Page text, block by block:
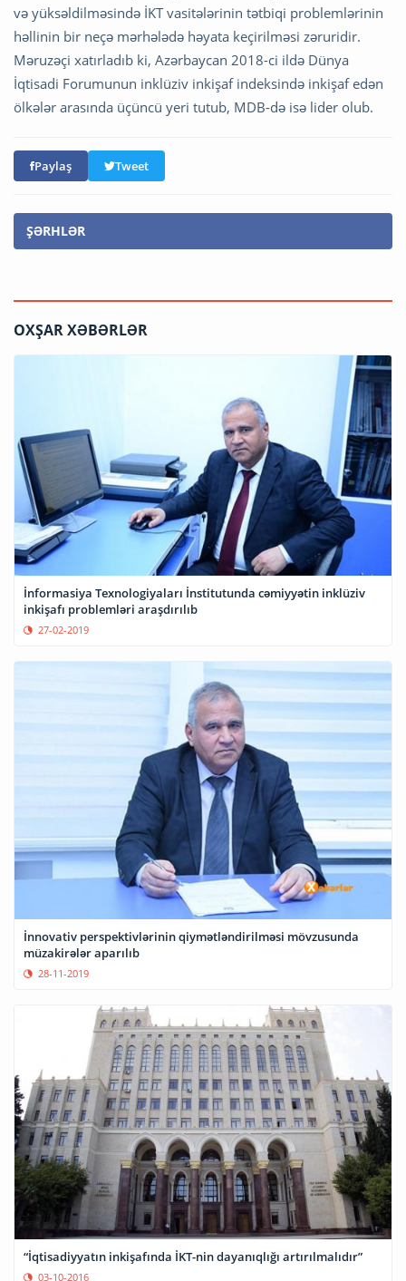
və yüksəldilməsində İKT vasitələrinin tətbiqi problemlərinin
həllinin bir neçə mərhələdə həyata keçirilməsi zəruridir.
Məruzəçi xatırladıb ki, Azərbaycan 2018-ci ildə Dünya
İqtisadi Forumunun inklüziv inkişaf indeksində inkişaf edən
ölkələr arasında üçüncü yeri tutub, MDB-də isə lider olub.
Paylaş Tweet
ŞƏRHLƏR
OXŞAR XƏBƏRLƏR
İnformasiya Texnologiyaları İnstitutunda cəmiyyətin inklüziv
inkişafı problemləri araşdırılıb
27-02-2019
İnnovativ perspektivlərinin qiymətləndirilməsi mövzusunda
müzakirələr aparılıb
28-11-2019
“İqtisadiyyatın inkişafında İKT-nin dayanıqlığı artırılmalıdır”
03-10-2016